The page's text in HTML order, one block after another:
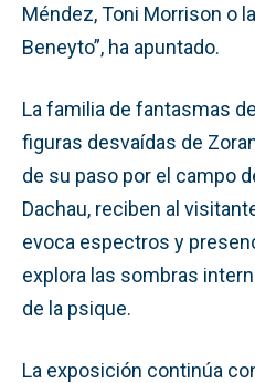
Méndez, Toni Morrison o
Beneyto”, ha apuntado.
La familia de fantasmas
figuras desvaídas de
de su paso por el campo
Dachau, reciben al
evoca espectros y
explora las sombras
de la psique.
La exposición continúa